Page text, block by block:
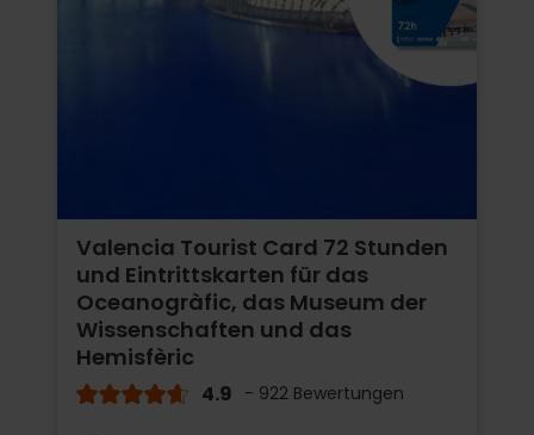
Valencia Tourist Card 72 Stunden
und Eintrittskarten für das
Oceanogràfic, das Museum der
Wissenschaften und das
Hemisfèric
4.9 - 922 Bewertungen